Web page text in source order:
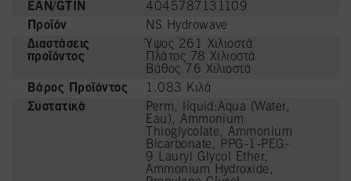
EAN/GTIN
4045787131109
Προϊόν
NS Hydrowave
Διαστάσεις
προϊόντος
Ύψος 261 Χιλιοστά
Πλάτος 78 Χιλιοστά
Βάθος 76 Χιλιοστά
Βάρος Προϊόντος
1.083 Κιλά
Συστατικά
Perm, liquid:Aqua (Water,
Eau), Ammonium
Thioglycolate, Ammonium
Bicarbonate, PPG-1-PEG-
9 Lauryl Glycol Ether,
Ammonium Hydroxide,